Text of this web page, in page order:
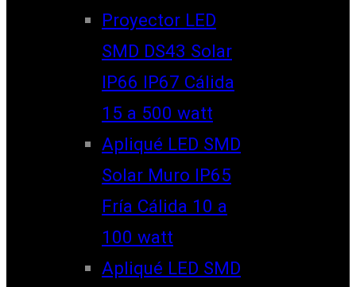
Proyector LED
SMD DS43 Solar
IP66 IP67 Cálida
15 a 500 watt
Apliqué LED SMD
Solar Muro IP65
Fría Cálida 10 a
100 watt
Apliqué LED SMD